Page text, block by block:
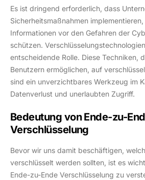
Es ist dringend erforderlich, dass
Sicherheitsmaßnahmen
Informationen vor den Gefahren der
schützen.
entscheidende Rolle. Diese Techniken,
Benutzern ermöglichen, auf
sind ein unverzichtbares Werkzeug im
Datenverlust und unerlaubten Zugriff.
Bedeutung von Ende-zu-
Verschlüsselung
Bevor wir uns damit beschäftigen,
verschlüsselt werden sollten, ist es
Ende-zu-Ende Verschlüsselung zu